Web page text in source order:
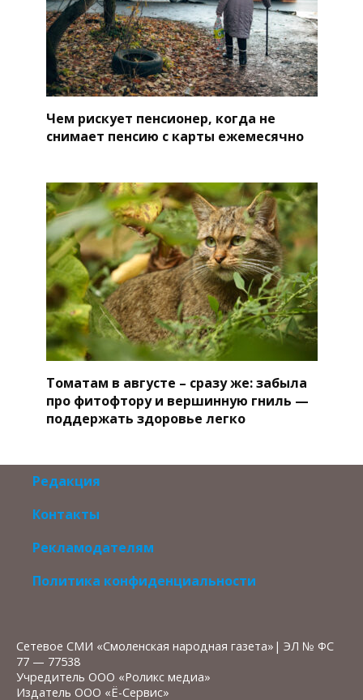
Чем рискует пенсионер, когда не
снимает пенсию с карты ежемесячно
Томатам в августе – сразу же: забыла
про фитофтору и вершинную гниль —
поддержать здоровье легко
Редакция
Контакты
Рекламодателям
Политика конфиденциальности
Сетевое СМИ «Смоленская народная газета»| ЭЛ № ФС
77 — 77538
Учредитель ООО «Роликс медиа»
Издатель ООО «Ё-Сервис»